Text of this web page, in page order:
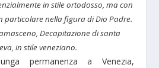
in stile ortodosso, ma con
particolare nella figura di Dio Padre.
Decapitazione di santa
in stile veneziano.
permanenza a Venezia,